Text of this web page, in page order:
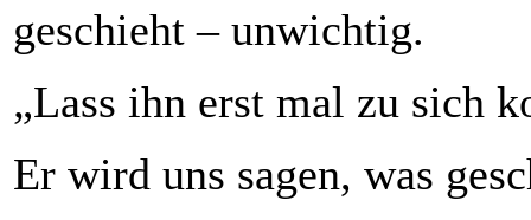
geschieht – unwichtig.
„Lass ihn erst mal zu sich
Er wird uns sagen, was